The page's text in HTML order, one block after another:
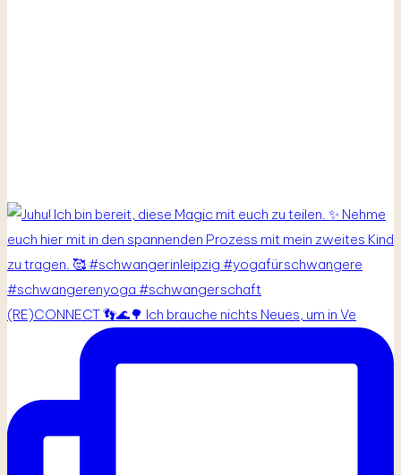
(RE)CONNECT 👣🌊🌳 Ich brauche nichts Neues, um in Ve